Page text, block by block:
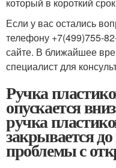
Если у вас остались
телефону +7(499)755-
сайте. В ближайшее
специалист для
Ручка
опускается
ручка
закрывается
проблемы с